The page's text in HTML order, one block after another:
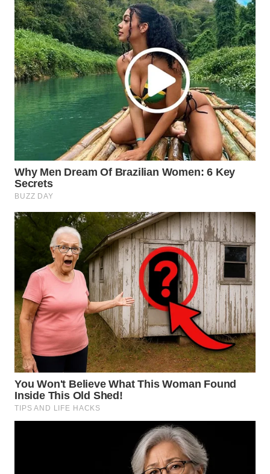
WN
DEPOK
WN
TAPANULI
UTARA
WN
SAMOSIR
WN
PADANG
LAWAS
WN
SUMEDANG
WN
CIANJUR
WN
KEPULAUAN
SERIBU
TANGERANG
WN
BINJAI